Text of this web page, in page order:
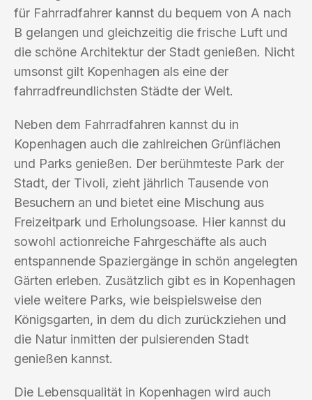
für Fahrradfahrer kannst du bequem von A nach
B gelangen und gleichzeitig die frische Luft und
die schöne Architektur der Stadt genießen. Nicht
umsonst gilt Kopenhagen als eine der
fahrradfreundlichsten Städte der Welt.
Neben dem Fahrradfahren kannst du in
Kopenhagen auch die zahlreichen Grünflächen
und Parks genießen. Der berühmteste Park der
Stadt, der Tivoli, zieht jährlich Tausende von
Besuchern an und bietet eine Mischung aus
Freizeitpark und Erholungsoase. Hier kannst du
sowohl actionreiche Fahrgeschäfte als auch
entspannende Spaziergänge in schön angelegten
Gärten erleben. Zusätzlich gibt es in Kopenhagen
viele weitere Parks, wie beispielsweise den
Königsgarten, in dem du dich zurückziehen und
die Natur inmitten der pulsierenden Stadt
genießen kannst.
Die Lebensqualität in Kopenhagen wird auch